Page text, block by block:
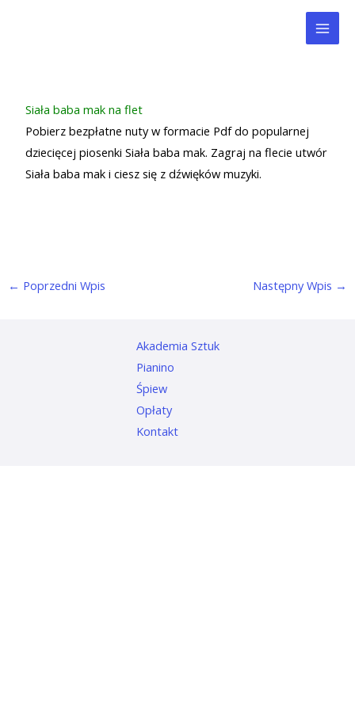
Siała baba mak na flet
Pobierz bezpłatne nuty w formacie Pdf do popularnej
dziecięcej piosenki Siała baba mak. Zagraj na flecie utwór
Siała baba mak i ciesz się z dźwięków muzyki.
← Poprzedni Wpis Następny Wpis →
Akademia Sztuk
Pianino
Śpiew
Opłaty
Kontakt